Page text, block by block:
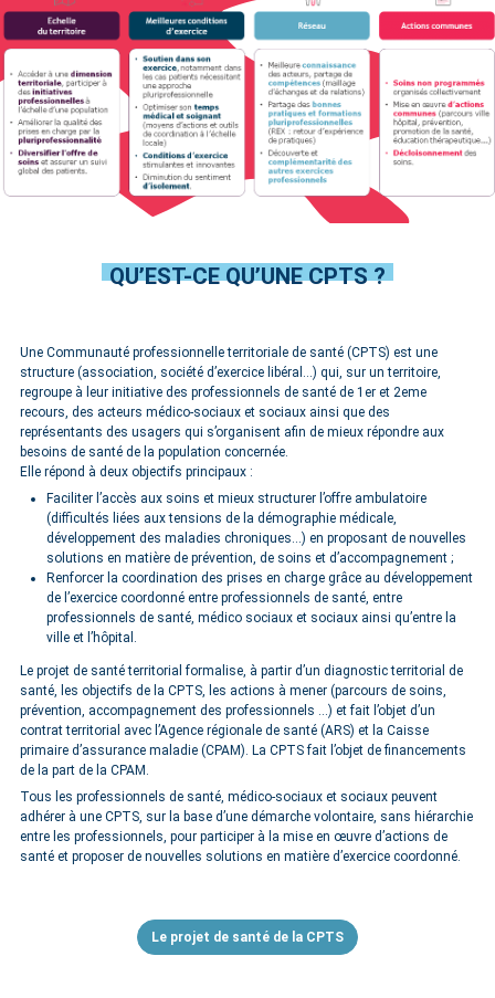
QU’EST-CE QU’UNE CPTS ?
Une Communauté professionnelle territoriale de santé (CPTS) est une
structure (association, société d’exercice libéral…) qui, sur un territoire,
regroupe à leur initiative des professionnels de santé de 1er et 2eme
recours, des acteurs médico-sociaux et sociaux ainsi que des
représentants des usagers qui s’organisent afin de mieux répondre aux
besoins de santé de la population concernée.
Elle répond à deux objectifs principaux :
Faciliter l’accès aux soins et mieux structurer l’offre ambulatoire
(difficultés liées aux tensions de la démographie médicale,
développement des maladies chroniques…) en proposant de nouvelles
solutions en matière de prévention, de soins et d’accompagnement ;
Renforcer la coordination des prises en charge grâce au développement
de l’exercice coordonné entre professionnels de santé, entre
professionnels de santé, médico sociaux et sociaux ainsi qu’entre la
ville et l’hôpital.
Le projet de santé territorial formalise, à partir d’un diagnostic territorial de
santé, les objectifs de la CPTS, les actions à mener (parcours de soins,
prévention, accompagnement des professionnels …) et fait l’objet d’un
contrat territorial avec l’Agence régionale de santé (ARS) et la Caisse
primaire d’assurance maladie (CPAM). La CPTS fait l’objet de financements
de la part de la CPAM.
Tous les professionnels de santé, médico-sociaux et sociaux peuvent
adhérer à une CPTS, sur la base d’une démarche volontaire, sans hiérarchie
entre les professionnels, pour participer à la mise en œuvre d’actions de
santé et proposer de nouvelles solutions en matière d’exercice coordonné.
Le projet de santé de la CPTS